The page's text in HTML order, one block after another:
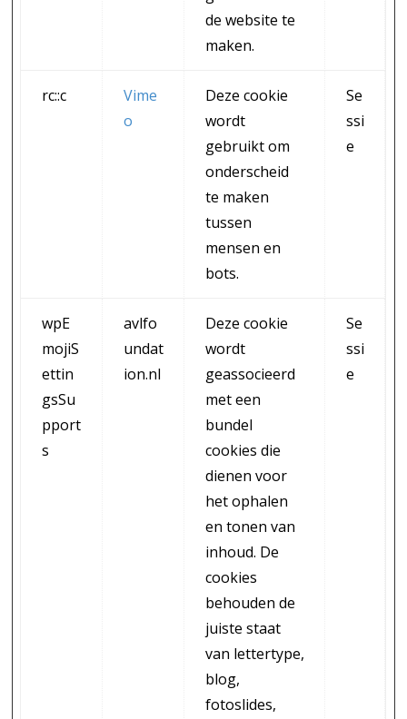
de website te
maken.
rc::c
Vime
o
Deze cookie
wordt
gebruikt om
onderscheid
te maken
tussen
mensen en
bots.
Se
ssi
e
wpE
mojiS
ettin
gsSu
pport
s
avlfo
undat
ion.nl
Deze cookie
wordt
geassocieerd
met een
bundel
cookies die
dienen voor
het ophalen
en tonen van
inhoud. De
cookies
behouden de
juiste staat
van lettertype,
blog,
fotoslides,
Se
ssi
e